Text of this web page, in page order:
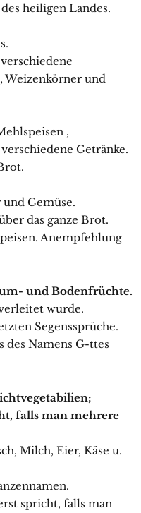
heiligen Landes.
Weizenkörner und
,
Getränke.
Gemüse.
das ganze Brot.
Anempfehlung
und Bodenfrüchte.
wurde.
Segenssprüche.
des Namens G-ttes
falls man mehrere
Milch, Eier, Käse u.
spricht, falls man